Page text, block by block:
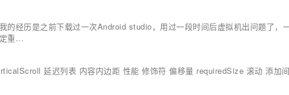
的经历是之前下载过一次Android studio，用过一段时间后虚拟机出问题了，
重...
延迟列表 内容内边距 性能 修饰符 偏移量 requiredSize 滚动 添加